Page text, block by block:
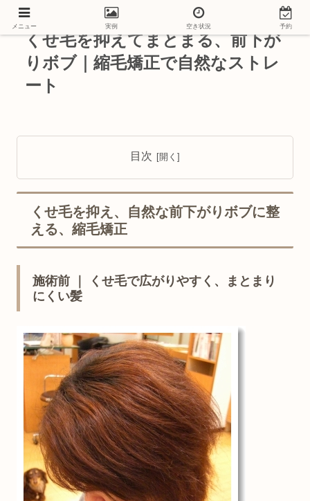
くせ毛を抑えてまとまる、前下が
りボブ｜縮毛矯正で自然なストレ
ート
目次
くせ毛を抑え、自然な前下がりボブに整
える、縮毛矯正
施術前 ｜ くせ毛で広がりやすく、まとまり
にくい髪
メニュー 実例 空き状況 予約